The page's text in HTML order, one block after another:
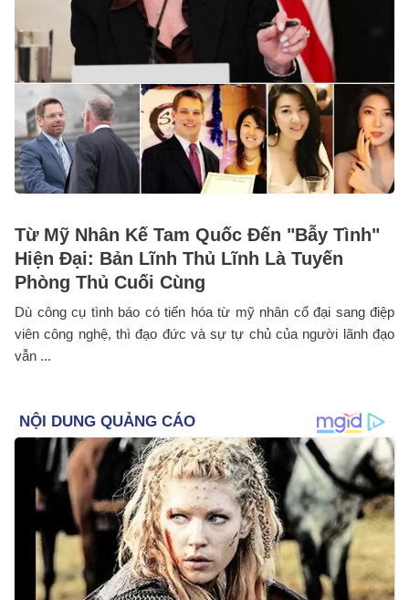
Từ Mỹ Nhân Kế Tam Quốc Đến "Bẫy Tình"
Hiện Đại: Bản Lĩnh Thủ Lĩnh Là Tuyến
Phòng Thủ Cuối Cùng
Dù công cụ tình báo có tiến hóa từ mỹ nhân cổ đại sang điệp
viên công nghệ, thì đạo đức và sự tự chủ của người lãnh đạo
vẫn ...